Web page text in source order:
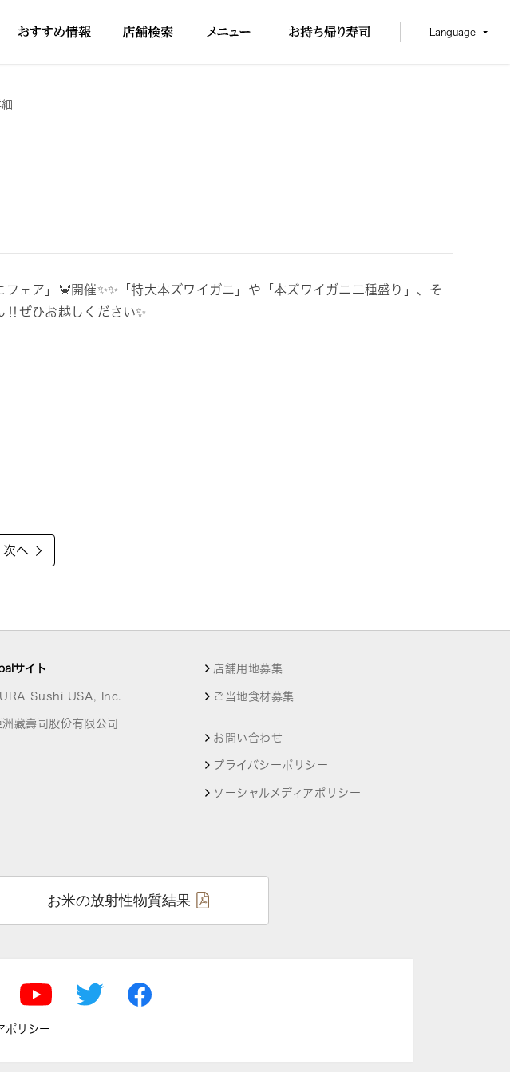
Language
ェア」🦀開催✨✨「特大本ズワイガニ」や「本ズワイガニ二種盛り」、そ
‼ぜひお越しください✨
次へ
サイト
Sushi USA, Inc.
洲藏壽司股份有限公司
店舗用地募集
ご当地食材募集
お問い合わせ
プライバシーポリシー
ソーシャルメディアポリシー
お米の放射性物質結果
ポリシー